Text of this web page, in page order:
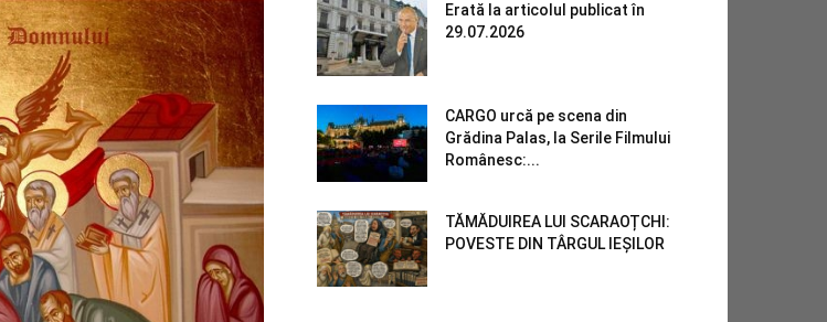
Erată la articolul publicat în
29.07.2026
CARGO urcă pe scena din
Grădina Palas, la Serile Filmului
Românesc:...
TĂMĂDUIREA LUI SCARAOȚCHI:
POVESTE DIN TÂRGUL IEȘILOR